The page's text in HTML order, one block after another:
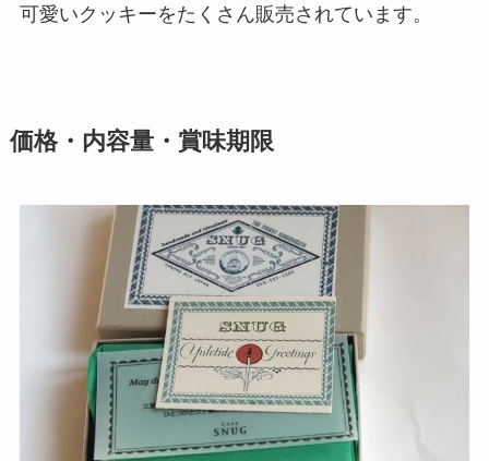
可愛いクッキーをたくさん販売されています。
価格・内容量・賞味期限